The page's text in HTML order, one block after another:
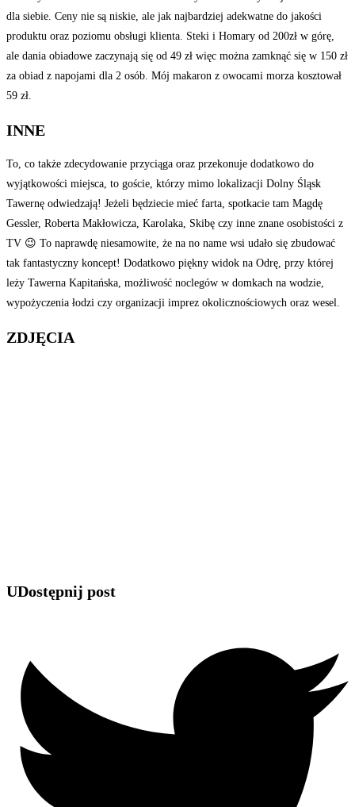
dla siebie. Ceny nie są niskie, ale jak najbardziej adekwatne do jakości
produktu oraz poziomu obsługi klienta. Steki i Homary od 200zł w górę,
ale dania obiadowe zaczynają się od 49 zł więc można zamknąć się w 150 zł
za obiad z napojami dla 2 osób. Mój makaron z owocami morza kosztował
59 zł.
INNE
To, co także zdecydowanie przyciąga oraz przekonuje dodatkowo do
wyjątkowości miejsca, to goście, którzy mimo lokalizacji Dolny Śląsk
Tawernę odwiedzają! Jeżeli będziecie mieć farta, spotkacie tam Magdę
Gessler, Roberta Makłowicza, Karolaka, Skibę czy inne znane osobistości z
TV 😉 To naprawdę niesamowite, że na no name wsi udało się zbudować
tak fantastyczny koncept! Dodatkowo piękny widok na Odrę, przy której
leży Tawerna Kapitańska, możliwość noclegów w domkach na wodzie,
wypożyczenia łodzi czy organizacji imprez okolicznościowych oraz wesel.
ZDJĘCIA
UDostępnij post